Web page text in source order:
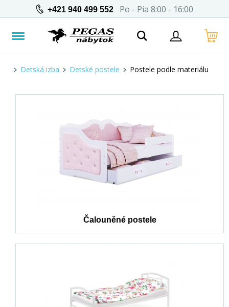
+421 940 499 552 Po - Pia 8:00 - 16:00
Detská izba Detské postele Postele podle materiálu
Čalouněné postele